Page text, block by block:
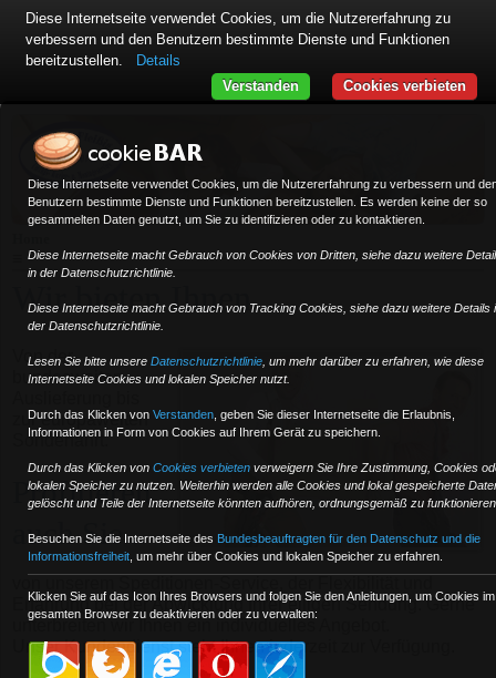
Wir bieten Ihnen ...
Von der
bundesweiten
zur europaweiten
Sonderfahrt.
Profitieren
auch Sie...
Erfahrung bei der Abwicklung Ihrer eiligen Sendung. Gerne
unterbreiten wir Ihnen ein individuelles Angebot.
Unser Kundendienst steht Ihnen jederzeit zur Verfügung.
Diese Internetseite verwendet Cookies, um die Nutzererfahrung zu verbessern und
Benutzern bestimmte Dienste und Funktionen bereitzustellen. Es werden keine der so
gesammelten Daten genutzt, um Sie zu identifizieren oder zu kontaktieren.
Diese Internetseite macht Gebrauch von Cookies von Dritten, siehe dazu weitere
in der Datenschutzrichtlinie.
Diese Internetseite macht Gebrauch von Tracking Cookies, siehe dazu weitere Details
der Datenschutzrichtlinie.
Lesen Sie bitte unsere Datenschutzrichtlinie, um mehr darüber zu erfahren, wie diese
Internetseite Cookies und lokalen Speicher nutzt.
Durch das Klicken von Verstanden, geben Sie dieser Internetseite die Erlaubnis,
Informationen in Form von Cookies auf Ihrem Gerät zu speichern.
Durch das Klicken von Cookies verbieten verweigern Sie Ihre Zustimmung, Cookies
lokalen Speicher zu nutzen. Weiterhin werden alle Cookies und lokal gespeicherte
gelöscht und Teile der Internetseite könnten aufhören, ordnungsgemäß zu
Besuchen Sie die Internetseite des Bundesbeauftragten für den Datenschutz und die
Informationsfreiheit, um mehr über Cookies und lokalen Speicher zu erfahren.
Klicken Sie auf das Icon Ihres Browsers und folgen Sie den Anleitungen, um Cookies im
gesamten Browser zu deaktivieren oder zu verwalten:
Diese Internetseite verwendet Cookies, um die Nutzererfahrung zu
verbessern und den Benutzern bestimmte Dienste und Funktionen
bereitzustellen.
Details
Cookies verbieten
Verstanden